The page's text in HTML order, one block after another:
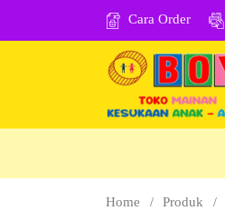
Cara Order
Home Produk